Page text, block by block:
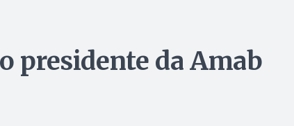
presidente da Amab